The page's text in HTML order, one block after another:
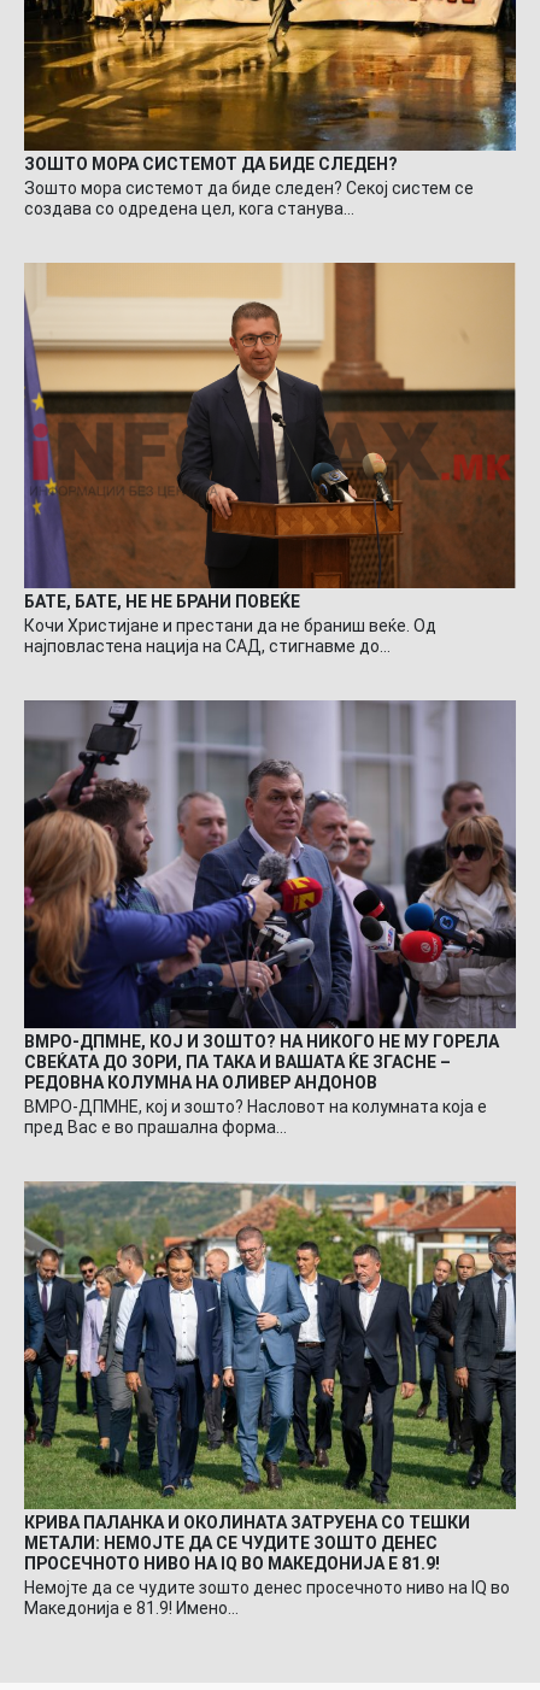
ЗОШТО МОРА СИСТЕМОТ ДА БИДЕ СЛЕДЕН?
Зошто мора системот да биде следен? Секој систем се
создава со одредена цел, кога станува…
БАТЕ, БАТЕ, НЕ НЕ БРАНИ ПОВЕЌЕ
Кочи Христијане и престани да не браниш веќе. Од
најповластена нација на САД, стигнавме до…
ВМРО-ДПМНЕ, КОЈ И ЗОШТО? НА НИКОГО НЕ МУ ГОРЕЛА
СВЕЌАТА ДО ЗОРИ, ПА ТАКА И ВАШАТА ЌЕ ЗГАСНЕ –
РЕДОВНА КОЛУМНА НА ОЛИВЕР АНДОНОВ
ВМРО-ДПМНЕ, кој и зошто? Насловот на колумната која е
пред Вас е во прашална форма…
КРИВА ПАЛАНКА И ОКОЛИНАТА ЗАТРУЕНА СО ТЕШКИ
МЕТАЛИ: НЕМОЈТЕ ДА СЕ ЧУДИТЕ ЗОШТО ДЕНЕС
ПРОСЕЧНОТО НИВО НА IQ ВО МАКЕДОНИЈА Е 81.9!
Немојте да се чудите зошто денес просечното ниво на IQ во
Македонија е 81.9! Имено…